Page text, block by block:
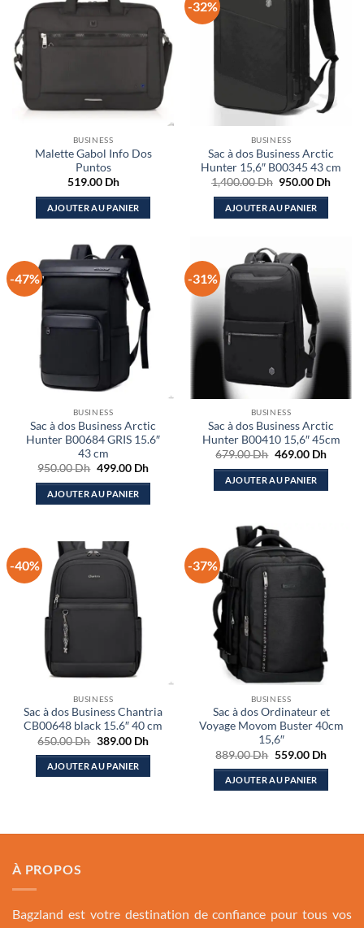
BUSINESS
Malette Gabol Info Dos
Puntos
519.00 Dh
AJOUTER AU PANIER
-32%
BUSINESS
Sac à dos Business Arctic
Hunter 15,6″ B00345 43 cm
1,400.00Dh Le
initial
était :
950.00 DhLe
AJOUTER AU PANIER
-47%
BUSINESS
Sac à dos Business Arctic
Hunter B00684 GRIS 15.6″
43 cm
950.00Dh Le
initial
était :
499.00 DhLe
actuel
AJOUTER AU PANIER
-31%
BUSINESS
Sac à dos Business Arctic
Hunter B00410 15,6″ 45cm
679.00Dh Le
initial
était :
469.00 DhLe
actuel
AJOUTER AU PANIER
-40%
BUSINESS
Sac à dos Business Chantria
CB00648 black 15.6″ 40 cm
650.00Dh Le
initial
était :
389.00 DhLe
actuel
AJOUTER AU PANIER
-37%
BUSINESS
Sac à dos Ordinateur et
Voyage Movom Buster 40cm
15,6″
889.00Dh Le
initial
était :
559.00 DhLe
actuel
AJOUTER AU PANIER
À PROPOS
Bagzland est votre destination de confiance pour tous vos